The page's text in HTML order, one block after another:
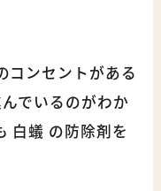
コンセントがある
でいるのがわか
白蟻 の防除剤を